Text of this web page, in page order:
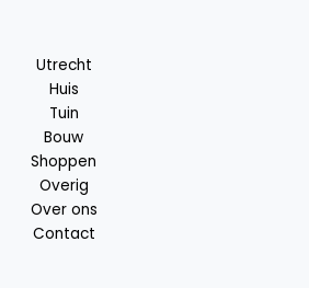
Utrecht
Huis
Tuin
Bouw
Shoppen
Overig
Over ons
Contact